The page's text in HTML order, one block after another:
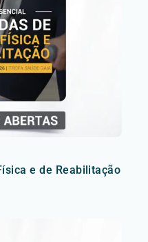
e de Reabilitação